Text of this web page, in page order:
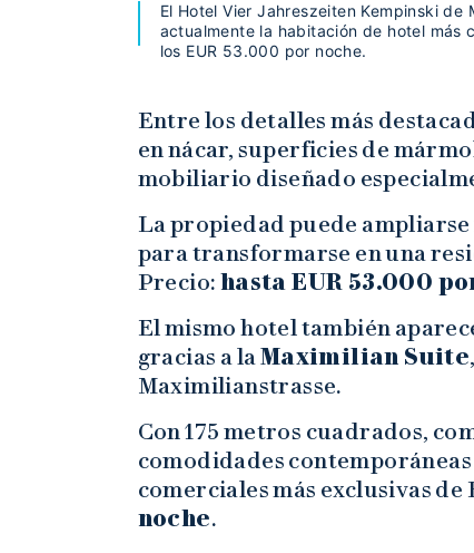
El Hotel Vier Jahreszeiten Kempinski
actualmente la habitación de hotel más
los EUR 53.000 por noche.
Entre los detalles más
en nácar, superficies de
mobiliario diseñado
La propiedad puede
para transformarse en una
Precio: hasta EUR 53.000
El mismo hotel también
gracias a laMaximilian Suite
Maximilianstrasse.
Con 175 metros cuadrados,
comodidades contemporáneas
comerciales más exclusivas
noche.